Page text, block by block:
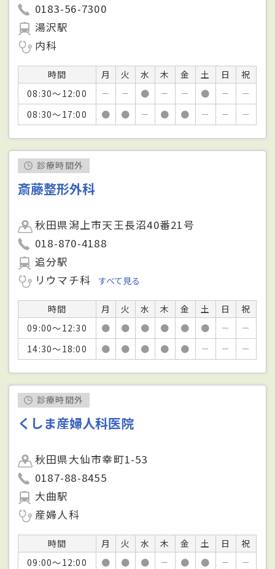
0183-56-7300
湯沢駅
内科
時間 月 火 水 木 金 土 日
祝
08:30～12:00
－ － ● － － ● －
－
08:30～17:00
● ● － ● ● － － －
診療時間外
斎藤整形外科
秋田県潟上市天王長沼40番21号
018-870-4188
追分駅
リウマチ科
すべて見る
時間 月 火 水 木 金 土 日
祝
09:00～12:30
● ● ● ● ● ● －
－
14:30～18:00
● ● ● ● ● － － －
診療時間外
くしま産婦人科医院
秋田県大仙市幸町1-53
0187-88-8455
大曲駅
産婦人科
時間 月 火 水 木 金 土 日
祝
09:00～12:00
● ● ● － ● ● －
－